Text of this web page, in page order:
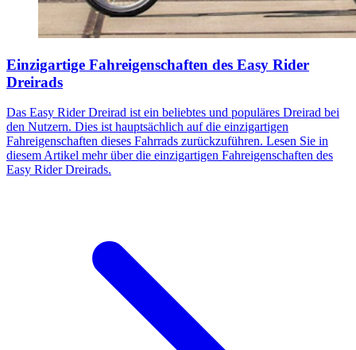
Einzigartige Fahreigenschaften des Easy Rider
Dreirads
Das Easy Rider Dreirad ist ein beliebtes und populäres Dreirad bei
den Nutzern. Dies ist hauptsächlich auf die einzigartigen
Fahreigenschaften dieses Fahrrads zurückzuführen. Lesen Sie in
diesem Artikel mehr über die einzigartigen Fahreigenschaften des
Easy Rider Dreirads.